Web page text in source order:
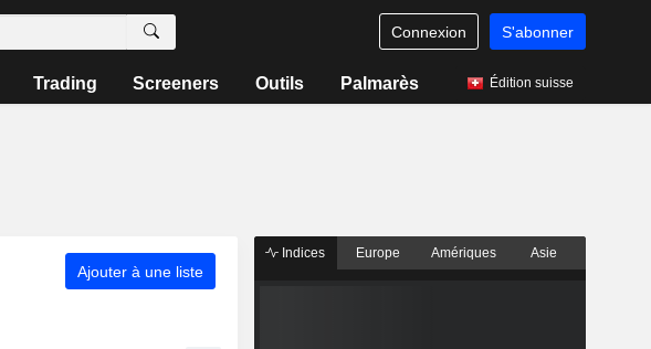
Connexion S'abonner
Trading Screeners Outils Palmarès Édition suisse
Ajouter à une liste
Indices Europe Amériques Asie